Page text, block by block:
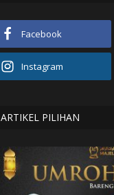
Facebook
Instagram
ARTIKEL PILIHAN